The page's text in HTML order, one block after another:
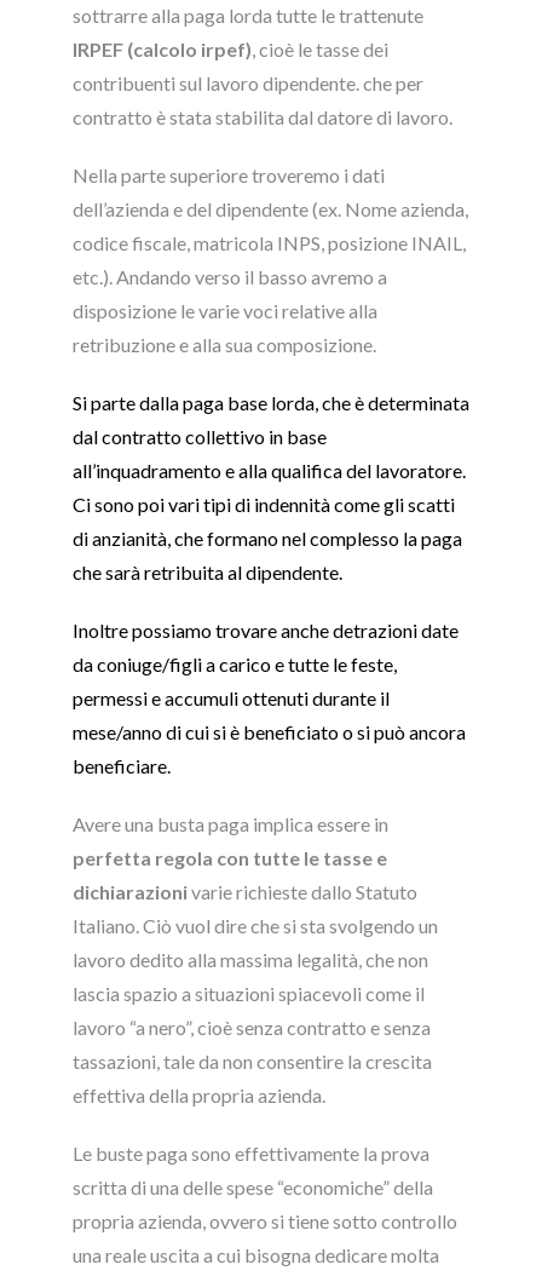
sottrarre alla paga lorda tutte le trattenute
IRPEF (calcolo irpef), cioè le tasse dei
contribuenti sul lavoro dipendente. che per
contratto è stata stabilita dal datore di lavoro.
Nella parte superiore troveremo i dati
dell’azienda e del dipendente (ex. Nome azienda,
codice fiscale, matricola INPS, posizione INAIL,
etc.). Andando verso il basso avremo a
disposizione le varie voci relative alla
retribuzione e alla sua composizione.
Si parte dalla paga base lorda, che è determinata
dal contratto collettivo in base
all’inquadramento e alla qualifica del lavoratore.
Ci sono poi vari tipi di indennità come gli scatti
di anzianità, che formano nel complesso la paga
che sarà retribuita al dipendente.
Inoltre possiamo trovare anche detrazioni date
da coniuge/figli a carico e tutte le feste,
permessi e accumuli ottenuti durante il
mese/anno di cui si è beneficiato o si può ancora
beneficiare.
Avere una busta paga implica essere in
perfetta regola con tutte le tasse e
dichiarazionivarie richieste dallo Statuto
Italiano. Ciò vuol dire che si sta svolgendo un
lavoro dedito alla massima legalità, che non
lascia spazio a situazioni spiacevoli come il
lavoro “a nero”, cioè senza contratto e senza
tassazioni, tale da non consentire la crescita
effettiva della propria azienda.
Le buste paga sono effettivamente la prova
scritta di una delle spese “economiche” della
propria azienda, ovvero si tiene sotto controllo
una reale uscita a cui bisogna dedicare molta